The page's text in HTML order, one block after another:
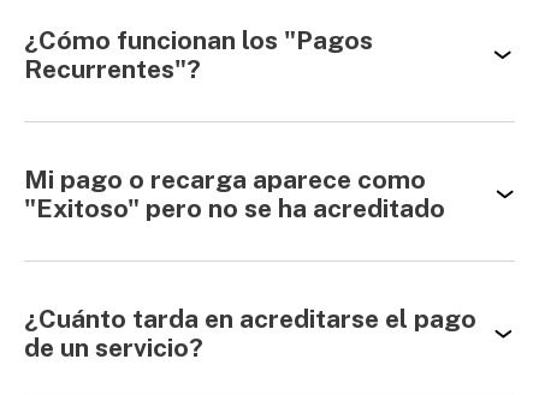
¿Cómo funcionan los "Pagos
Recurrentes"?
Mi pago o recarga aparece como
"Exitoso" pero no se ha acreditado
¿Cuánto tarda en acreditarse el pago
de un servicio?